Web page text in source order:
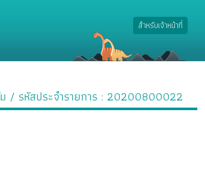
สำหรับเจ้าหน้าที่
/ รหัสประจำรายการ : 20200800022